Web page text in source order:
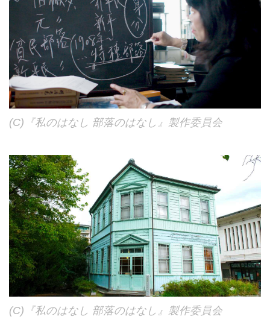
(C)『私のはなし 部落のはなし』製作委員会
(C)『私のはなし 部落のはなし』製作委員会